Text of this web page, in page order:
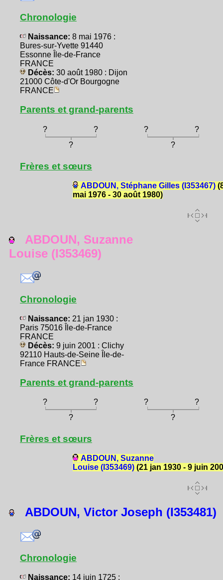
Chronologie
Naissance: 8 mai 1976 :
Bures-sur-Yvette 91440
Essonne Île-de-France
FRANCE
Décès: 30 août 1980 : Dijon
21000 Côte-d'Or Bourgogne
FRANCE
Parents et grand-parents
? ? ?
?
?
?
Frères et sœurs
ABDOUN, Stéphane Gilles (I353467)
mai 1976 - 30 août 1980)
ABDOUN, Suzanne
Louise (I353469)
Chronologie
Naissance: 21 jan 1930 :
Paris 75016 Île-de-France
FRANCE
Décès: 9 juin 2001 : Clichy
92110 Hauts-de-Seine Île-de-
France FRANCE
Parents et grand-parents
? ? ?
?
?
?
Frères et sœurs
ABDOUN, Suzanne
Louise (I353469)(21 jan 1930 - 9 juin
ABDOUN, Victor Joseph (I353481)
Chronologie
Naissance: 14 juin 1725 :